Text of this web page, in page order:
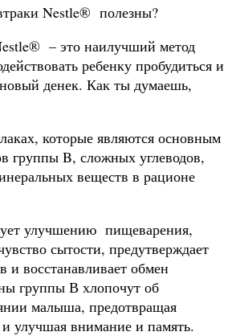
Nestle® полезны?
– это наилучший метод
ребенку пробудиться и
денек. Как ты думаешь,
которые являются основным
группы B, сложных углеводов,
веществ в рационе
улучшению пищеварения,
сытости, предутверждает
и восстанавливает обмен
группы В хлопочут об
малыша, предотвращая
улучшая внимание и память.